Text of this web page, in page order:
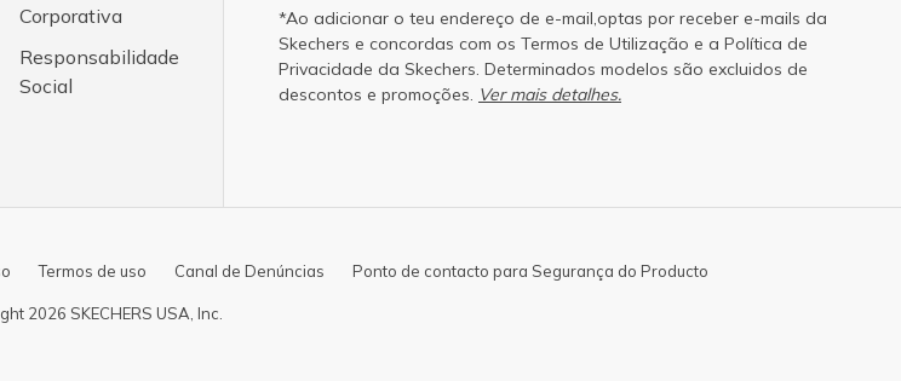
Corporativa
Responsabilidade
Social
*Ao adicionar o teu endereço de e-mail,optas por receber e-mails da
Skechers e concordas com os Termos de Utilização e a Política de
Privacidade da Skechers. Determinados modelos são excluidos de
descontos e promoções. Ver mais detalhes.
Termos de uso Canal de Denúncias Ponto de contacto para Segurança do Producto
2026 SKECHERS USA, Inc.